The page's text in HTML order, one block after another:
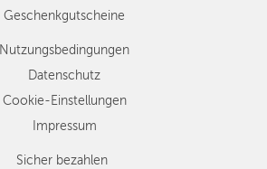
Geschenkgutscheine
Nutzungsbedingungen
Datenschutz
Cookie-Einstellungen
Impressum
Sicher bezahlen